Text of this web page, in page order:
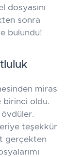
dosyasını
sonra
bulundu!
miras
birinci oldu.
teşekkür
gerçekten